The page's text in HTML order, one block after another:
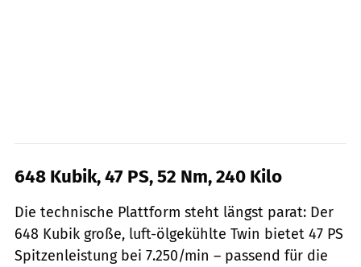
648 Kubik, 47 PS, 52 Nm, 240 Kilo
Die technische Plattform steht längst parat: Der
648 Kubik große, luft-ölgekühlte Twin bietet 47 PS
Spitzenleistung bei 7.250/min – passend für die